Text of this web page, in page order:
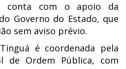
conta com o apoio da
Governo do Estado, que
sem aviso prévio.
é coordenada pela
de Ordem Pública, com